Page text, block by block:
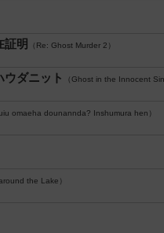
証明
（Re: Ghost Murder 2）
ダニット
（Ghost in the Innocent
omaeha dounannda? Inshumura hen）
the Lake）